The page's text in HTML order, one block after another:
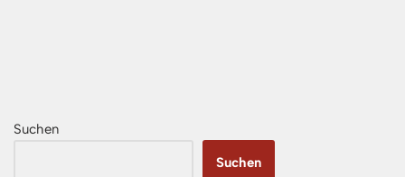
Suchen
Suchen